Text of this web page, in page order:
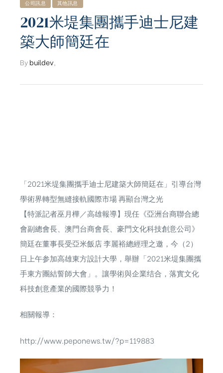
公司訊息 其他訊息
2021米堤集團攜手迪士尼建
築大師簡廷在
Bybuildev,
「2021米堤集團攜手迪士尼建築大師簡廷在」引導台灣
學術界轉型無縫接軌國際市場 再顯台灣之光
【特派記者巫月樺／高雄報導】現任《亞洲台商聯合總
會副總會長、澳門台商會長、豪門文化科技創意公司》
簡廷在董事長受亞米飯店 李麗裕總經理之邀，今（2）
日上午参加高雄東方設計大學，舉辦「2021米堤集團攜
手東方團結誓師大會」。讓學術與企業结合，落實文化
科技創意產業的國際競爭力！
相關報導：
http://www.peponews.tw/?p=119883